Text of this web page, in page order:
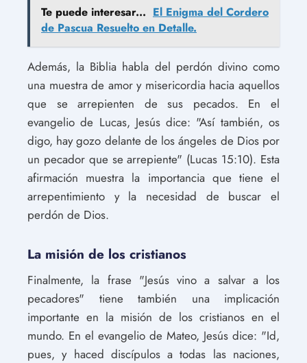
Te puede interesar... El Enigma del Cordero
de Pascua Resuelto en Detalle.
Además, la Biblia habla del perdón divino como
una muestra de amor y misericordia hacia aquellos
que se arrepienten de sus pecados. En el
evangelio de Lucas, Jesús dice: "Así también, os
digo, hay gozo delante de los ángeles de Dios por
un pecador que se arrepiente" (Lucas 15:10). Esta
afirmación muestra la importancia que tiene el
arrepentimiento y la necesidad de buscar el
perdón de Dios.
La misión de los cristianos
Finalmente, la frase "Jesús vino a salvar a los
pecadores" tiene también una implicación
importante en la misión de los cristianos en el
mundo. En el evangelio de Mateo, Jesús dice: "Id,
pues, y haced discípulos a todas las naciones,